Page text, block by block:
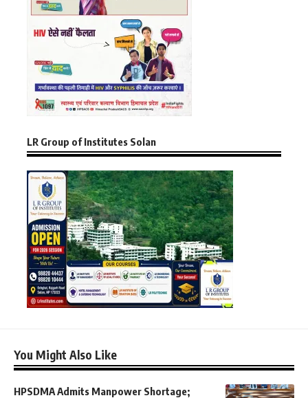
LR Group of Institutes Solan
You Might Also Like
HPSDMA Admits Manpower Shortage;